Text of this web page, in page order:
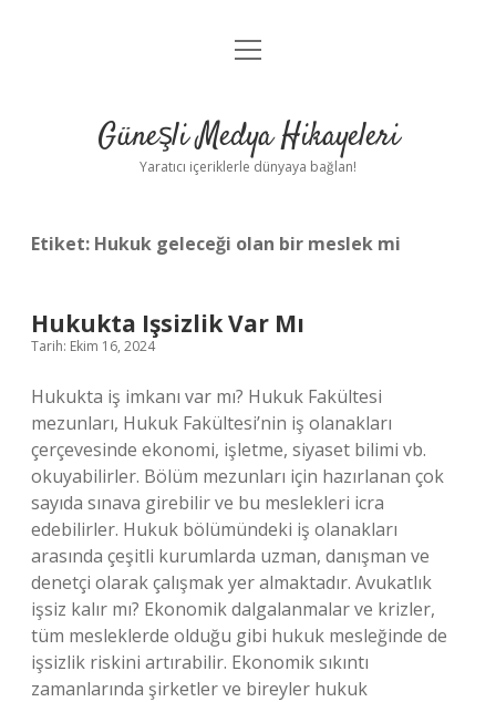
Anasayfa
Yasal Uyarı
menüyü
Güneşli Medya Hikayeleri
Yaratıcı içeriklerle dünyaya bağlan!
Etiket: Hukuk geleceği olan bir meslek mi
Hukukta Işsizlik Var Mı
Tarih: Ekim 16, 2024
Hukukta iş imkanı var mı? Hukuk Fakültesi
mezunları, Hukuk Fakültesi’nin iş olanakları
çerçevesinde ekonomi, işletme, siyaset bilimi vb.
okuyabilirler. Bölüm mezunları için hazırlanan çok
sayıda sınava girebilir ve bu meslekleri icra
edebilirler. Hukuk bölümündeki iş olanakları
arasında çeşitli kurumlarda uzman, danışman ve
denetçi olarak çalışmak yer almaktadır. Avukatlık
işsiz kalır mı? Ekonomik dalgalanmalar ve krizler,
tüm mesleklerde olduğu gibi hukuk mesleğinde de
işsizlik riskini artırabilir. Ekonomik sıkıntı
zamanlarında şirketler ve bireyler hukuk